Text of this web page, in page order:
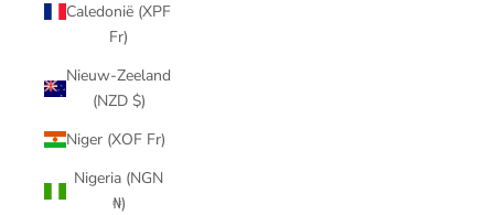
Caledonië (XPF
Fr)
Nieuw-Zeeland
(NZD $)
Niger (XOF Fr)
Nigeria (NGN
₦)